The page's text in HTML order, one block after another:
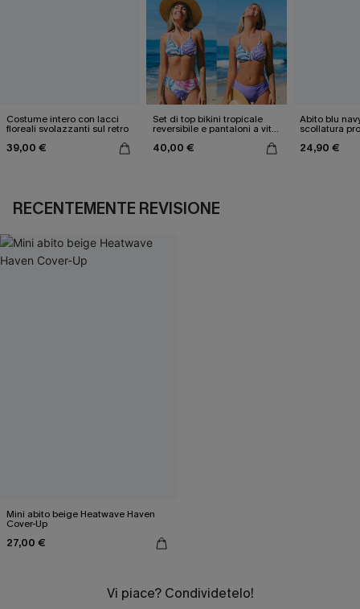
Costume intero con lacci
floreali svolazzanti sul retro
39,00 €
Set di top bikini tropicale
reversibile e pantaloni a vita
40,00 €
Abito blu
scollatura
24,90 €
RECENTEMENTE REVISIONE
Mini abito beige Heatwave Haven
Cover-Up
27,00 €
Vi piace? Condividetelo!